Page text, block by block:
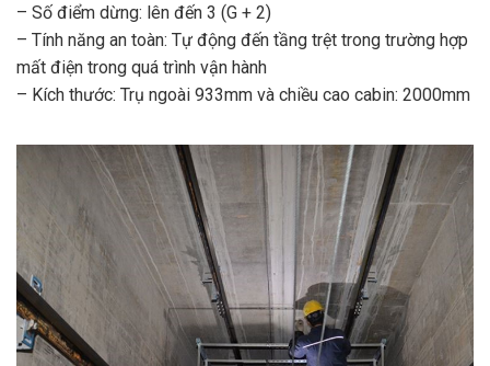
– Số điểm dừng: lên đến 3 (G + 2)
– Tính năng an toàn: Tự động đến tầng trệt trong trường hợp
mất điện trong quá trình vận hành
– Kích thước: Trụ ngoài 933mm và chiều cao cabin: 2000mm